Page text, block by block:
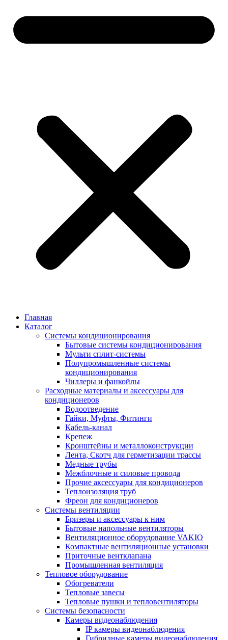
Главная
Каталог
Системы кондиционирования
Бытовые системы кондиционирования
Мульти сплит-системы
Полупромышленные системы
кондиционирования
Чиллеры и фанкойлы
Расходные материалы и аксессуары для
кондиционеров
Водоотведение
Гайки, Муфты, Фитинги
Кабель-канал
Крепеж
Кронштейны и металлоконструкции
Лента, Скотч для герметизации трассы
Медные трубы
Межблочные и силовые провода
Прочие аксессуары для кондиционеров
Теплоизоляция труб
Фреон для кондиционеров
Системы вентиляции
Бризеры и аксессуары к ним
Бытовые напольные вентиляторы
Вентиляционное оборудование VAKIO
Компактные вентиляционные установки
Приточные вентклапана
Промышленная вентиляция
Тепловое оборудование
Обогреватели
Тепловые завесы
Тепловые пушки и тепловентиляторы
Системы безопасности
Камеры видеонаблюдения
IP камеры видеонаблюдения